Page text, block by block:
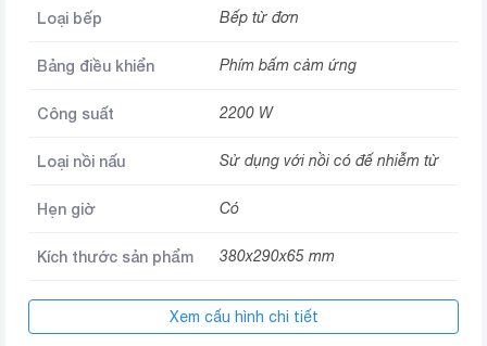
Loại bếp Bếp từ đơn
Bảng điều khiển Phím bấm cảm ứng
Công suất 2200 W
Loại nồi nấu Sử dụng với nồi có đế nhiễm từ
Hẹn giờ Có
Kích thước sản phẩm 380x290x65 mm
Xem cấu hình chi tiết